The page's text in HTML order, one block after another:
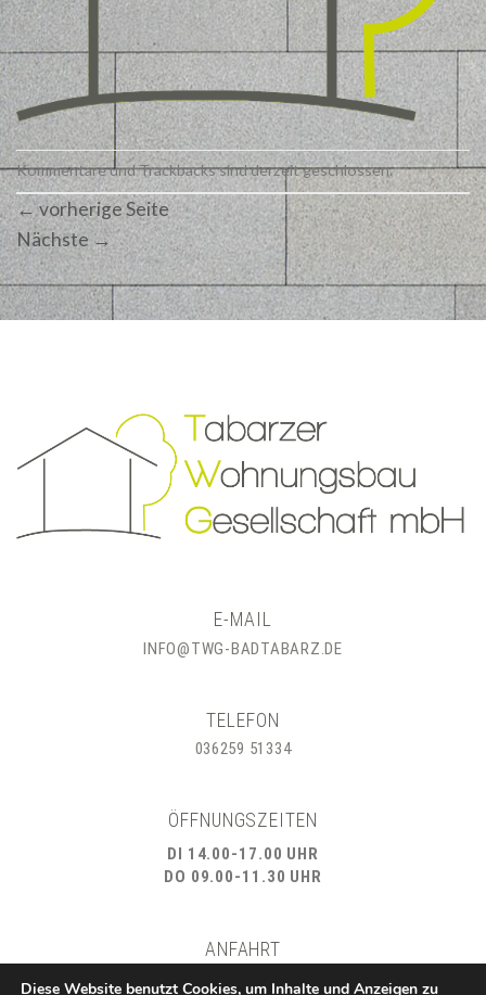
Kommentare und Trackbacks sind derzeit geschlossen.
←vorherige Seite
Nächste→
E-MAIL
INFO@TWG-BADTABARZ.DE
TELEFON
036259 51334
ÖFFNUNGSZEITEN
DI 14.00-17.00 UHR
DO 09.00-11.30 UHR
ANFAHRT
KARL-MARX-STRASSE 32 - 99891 BAD TABARZ
Diese Website benutzt Cookies, um Inhalte und Anzeigen zu